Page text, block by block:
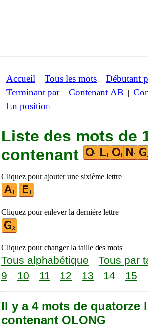
Accueil | Tous les mots | Débutant
Terminant par| Contenant AB |
En position
Liste des mots de
contenant
Cliquez pour ajouter une sixième lettre
Cliquez pour enlever la dernière lettre
Cliquez pour changer la taille des mots
Tous alphabétique Tous par
9
10 11 12 13 14 15
Il y a 4 mots de quatorze
contenant OLONG